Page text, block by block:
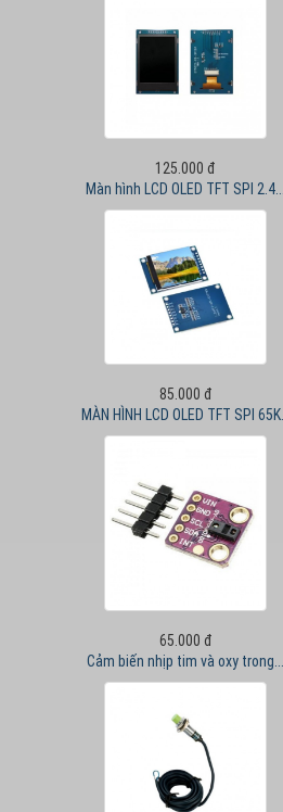
125.000 đ
Màn hình LCD OLED TFT SPI 2.4...
85.000 đ
MÀN HÌNH LCD OLED TFT SPI 65K...
65.000 đ
Cảm biến nhịp tim và oxy trong...